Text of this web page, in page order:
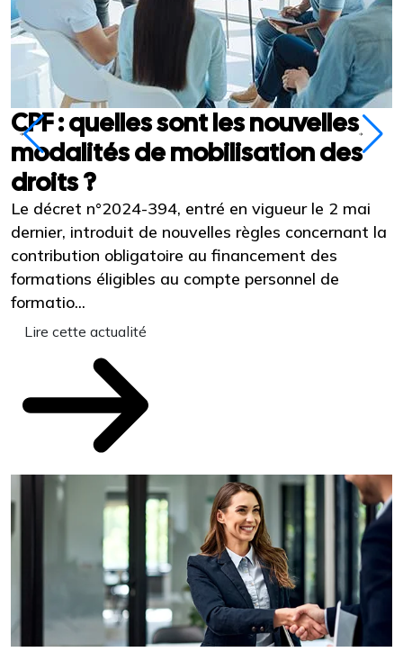
CPF : quelles sont les nouvelles
modalités de mobilisation des
droits ?
Le décret n°2024-394, entré en vigueur le 2 mai
dernier, introduit de nouvelles règles concernant la
contribution obligatoire au financement des
formations éligibles au compte personnel de
formatio...
Lire cette actualité